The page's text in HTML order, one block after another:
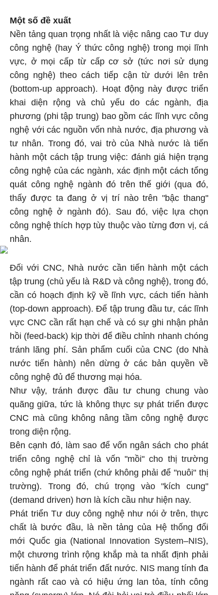
Một số đề xuất
Nền tảng quan trọng nhất là việc nâng cao Tư duy
công nghệ (hay Ý thức công nghệ) trong mọi lĩnh
vực, ở mọi cấp từ cấp cơ sở (tức nơi sử dụng
công nghệ) theo cách tiếp cận từ dưới lên trên
(bottom-up approach). Hoạt động này được triển
khai diện rộng và chủ yếu do các ngành, địa
phương (phi tập trung) bao gồm các lĩnh vực công
nghệ với các nguồn vốn nhà nước, địa phương và
tư nhân. Trong đó, vai trò của Nhà nước là tiến
hành một cách tập trung việc: đánh giá hiện trạng
công nghệ của các ngành, xác định một cách tổng
quát công nghệ ngành đó trên thế giới (qua đó,
thấy được ta đang ở vị trí nào trên "bậc thang"
công nghệ ở ngành đó). Sau đó, việc lựa chọn
công nghệ thích hợp tùy thuộc vào từng đơn vị, cá
nhân.
Đối với CNC, Nhà nước cần tiến hành một cách
tập trung (chủ yếu là R&D và công nghệ), trong đó,
cần có hoạch định kỹ về lĩnh vực, cách tiến hành
(top-down approach). Để tập trung đầu tư, các lĩnh
vực CNC cần rất hạn chế và có sự ghi nhận phản
hồi (feed-back) kịp thời để điều chỉnh nhanh chóng
tránh lãng phí. Sản phẩm cuối của CNC (do Nhà
nước tiến hành) nên dừng ở các bản quyền về
công nghệ đủ để thương mại hóa.
Như vậy, tránh được đầu tư chung chung vào
quãng giữa, tức là không thực sự phát triển được
CNC mà cũng không nâng tầm công nghệ được
trong diện rộng.
Bên cạnh đó, làm sao để vốn ngân sách cho phát
triển công nghệ chỉ là vốn "mồi" cho thị trường
công nghệ phát triển (chứ không phải để "nuôi" thị
trường). Trong đó, chú trọng vào "kích cung"
(demand driven) hơn là kích cầu như hiện nay.
Phát triển Tư duy công nghệ như nói ở trên, thực
chất là bước đầu, là nền tảng của Hệ thống đổi
mới Quốc gia (National Innovation System–NIS),
một chương trình rộng khắp mà ta nhất định phải
tiến hành để phát triển đất nước. NIS mang tính đa
ngành rất cao và có hiệu ứng lan tỏa, tính công